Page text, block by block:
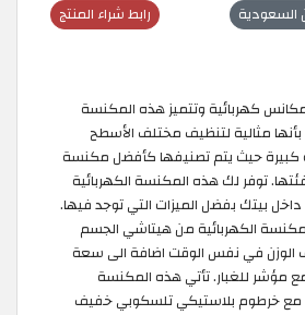
رابط شراء المنتج السعودية
كهربائية وتتميز هذه المكنسة
مثالية لتنظيف مختلف الأسطح
كبيرة حيث يتم تصنيفها كأفضل مكنسة
توفر لك هذه المكنسة الكهربائية
داخل بيتك بفضل الميزات التي توجد فيها.
الكهربائية من هيتاشي الجسم
الوزن في نفس الوقت اضافة الى سعة
تبلغ 18 لترًا مع مؤشر للغبار. تأتي هذه المكنسة
مع خرطوم بلاستيكي تلسكوبي خفيف